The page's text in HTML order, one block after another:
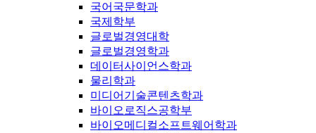
국어국문학과
국제학부
글로벌경영대학
글로벌경영학과
데이터사이언스학과
물리학과
미디어기술콘텐츠학과
바이오로직스공학부
바이오메디컬소프트웨어학과